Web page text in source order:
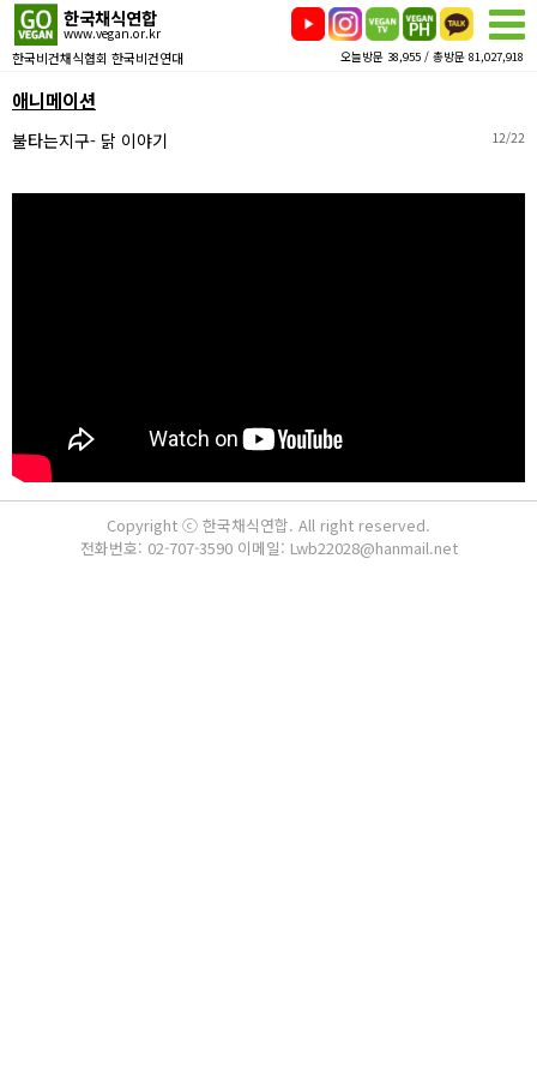
한국채식연합
www.vegan.or.kr
한국비건채식협회 한국비건연대 오늘방문 38,955 / 총방문 81,027,918
애니메이션
불타는지구- 닭 이야기 12/22
Copyright ⓒ 한국채식연합. All right reserved.
전화번호: 02-707-3590 이메일: Lwb22028@hanmail.net